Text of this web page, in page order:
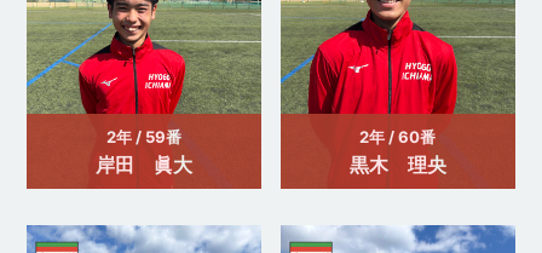
2年 / 59番
岸田 眞大
2年 / 60番
黒木 理央